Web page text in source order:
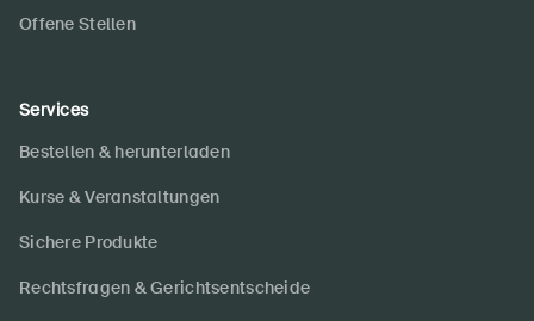
Offene Stellen
Services
Bestellen & herunterladen
Kurse & Veranstaltungen
Sichere Produkte
Rechtsfragen & Gerichtsentscheide